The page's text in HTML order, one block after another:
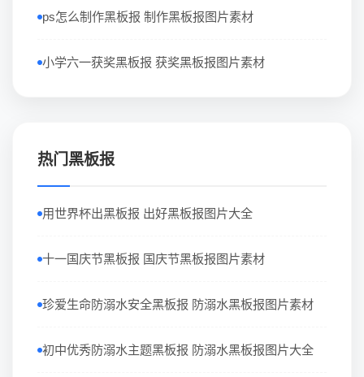
ps怎么制作黑板报 制作黑板报图片素材
小学六一获奖黑板报 获奖黑板报图片素材
热门黑板报
用世界杯出黑板报 出好黑板报图片大全
十一国庆节黑板报 国庆节黑板报图片素材
珍爱生命防溺水安全黑板报 防溺水黑板报图片素材
初中优秀防溺水主题黑板报 防溺水黑板报图片大全